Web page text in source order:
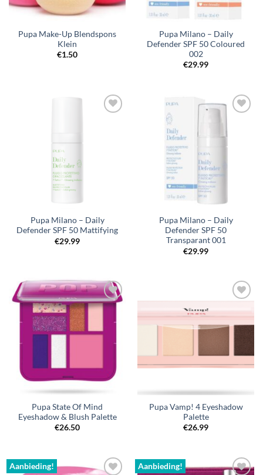
Pupa Make-Up Blendspons
Klein
€1.50
Pupa Milano – Daily
Defender SPF 50 Coloured
002
€29.99
Pupa Milano – Daily
Defender SPF 50 Mattifying
€29.99
Pupa Milano – Daily
Defender SPF 50
Transparant 001
€29.99
Pupa State Of Mind
Eyeshadow & Blush Palette
€26.50
Pupa Vamp! 4 Eyeshadow
Palette
€26.99
Aanbieding! Aanbieding!